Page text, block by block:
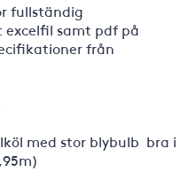
fullständig
excelfil samt pdf på
från
med stor blybulb  bra i